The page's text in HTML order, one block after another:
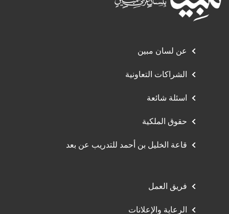
عن لسان مبين
الشراكات التعاونية
اسئلة شائعة
حقوق الملكية
قاعة الخليل بن أحمد للتدريب عن بعد
فريق العمل
الرعاية والإعلانات